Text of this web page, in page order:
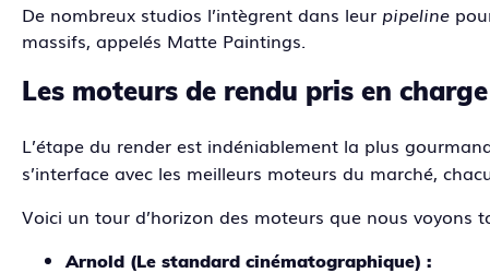
De nombreux studios l’intègrent dans leur pipeline
massifs, appelés Matte Paintings.
Les moteurs de rendu pris en
L’étape du render est indéniablement la plus
s’interface avec les meilleurs moteurs du marché,
Voici un tour d’horizon des moteurs que nous voyons
Arnold (Le standard cinématographique) :